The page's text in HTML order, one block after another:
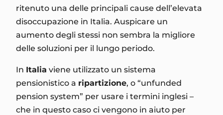
ritenuto una delle principali cause dell’elevata
disoccupazione in Italia. Auspicare un
aumento degli stessi non sembra la migliore
delle soluzioni per il lungo periodo.
In Italia viene utilizzato un sistema
pensionistico a ripartizione, o “unfunded
pension system” per usare i termini inglesi –
che in questo caso ci vengono in aiuto per